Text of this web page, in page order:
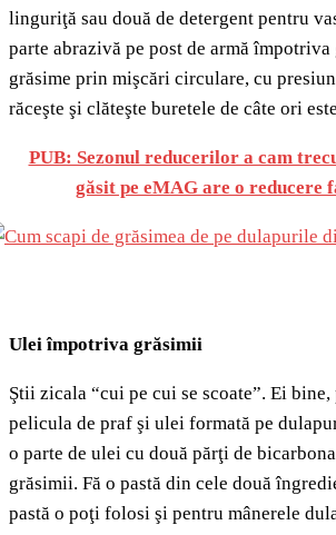
linguriţă sau două de detergent pentru
parte abrazivă pe post de armă
grăsime prin mişcări circulare, cu
răceşte şi clăteşte buretele de câte ori
PUB: Sezonul reducerilor a cam
găsit pe eMAG are o reducere
Ulei împotriva grăsimii
Ştii zicala “cui pe cui se scoate”. Ei
pelicula de praf şi ulei formată pe
o parte de ulei cu două părţi de
grăsimii. Fă o pastă din cele două
pastă o poţi folosi şi pentru mânerele